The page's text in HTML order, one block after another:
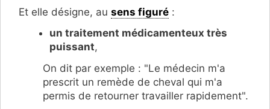
Et elle désigne, au sens figuré :
un traitement médicamenteux très
puissant,
On dit par exemple : "Le médecin m'a
prescrit un remède de cheval qui m'a
permis de retourner travailler rapidement".